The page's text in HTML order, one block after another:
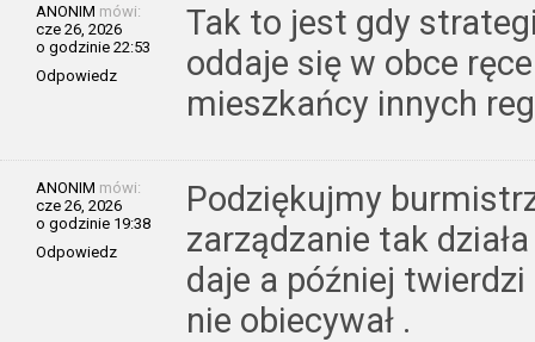
ANONIM mówi:
cze 26, 2026
o godzinie 22:53
Odpowiedz
Tak to jest gdy
oddaje się w obce
mieszkańcy innych
ANONIM mówi:
cze 26, 2026
o godzinie 19:38
Odpowiedz
Podziękujmy
zarządzanie tak
daje a później
nie obiecywał .